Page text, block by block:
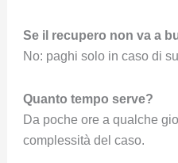
Se il recupero non va a
No: paghi solo in caso di
Quanto tempo serve?
Da poche ore a qualche
complessità del caso.